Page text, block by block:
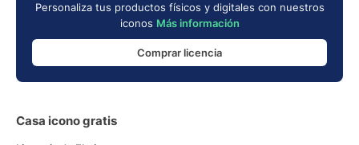
Personaliza tus productos físicos y digitales con nuestros
iconos Más información
Comprar licencia
Casa icono gratis